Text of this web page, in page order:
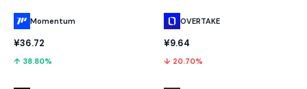
Momentum
¥36.72
↑ 38.80%
OVERTAKE
¥9.64
↓ 20.70%